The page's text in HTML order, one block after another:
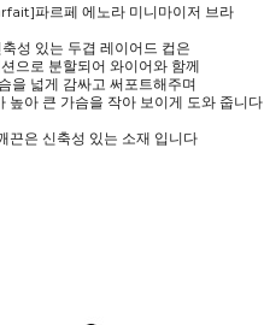
파르페 에노라 미니마이저 브라
성 있는 두겹 레이어드 컵은
으로 분할되어 와이어와 함께
을 넓게 감싸고 써포트해주며
높아 큰 가슴을 작아 보이게 도와 줍니다
끈은 신축성 있는 소재 입니다